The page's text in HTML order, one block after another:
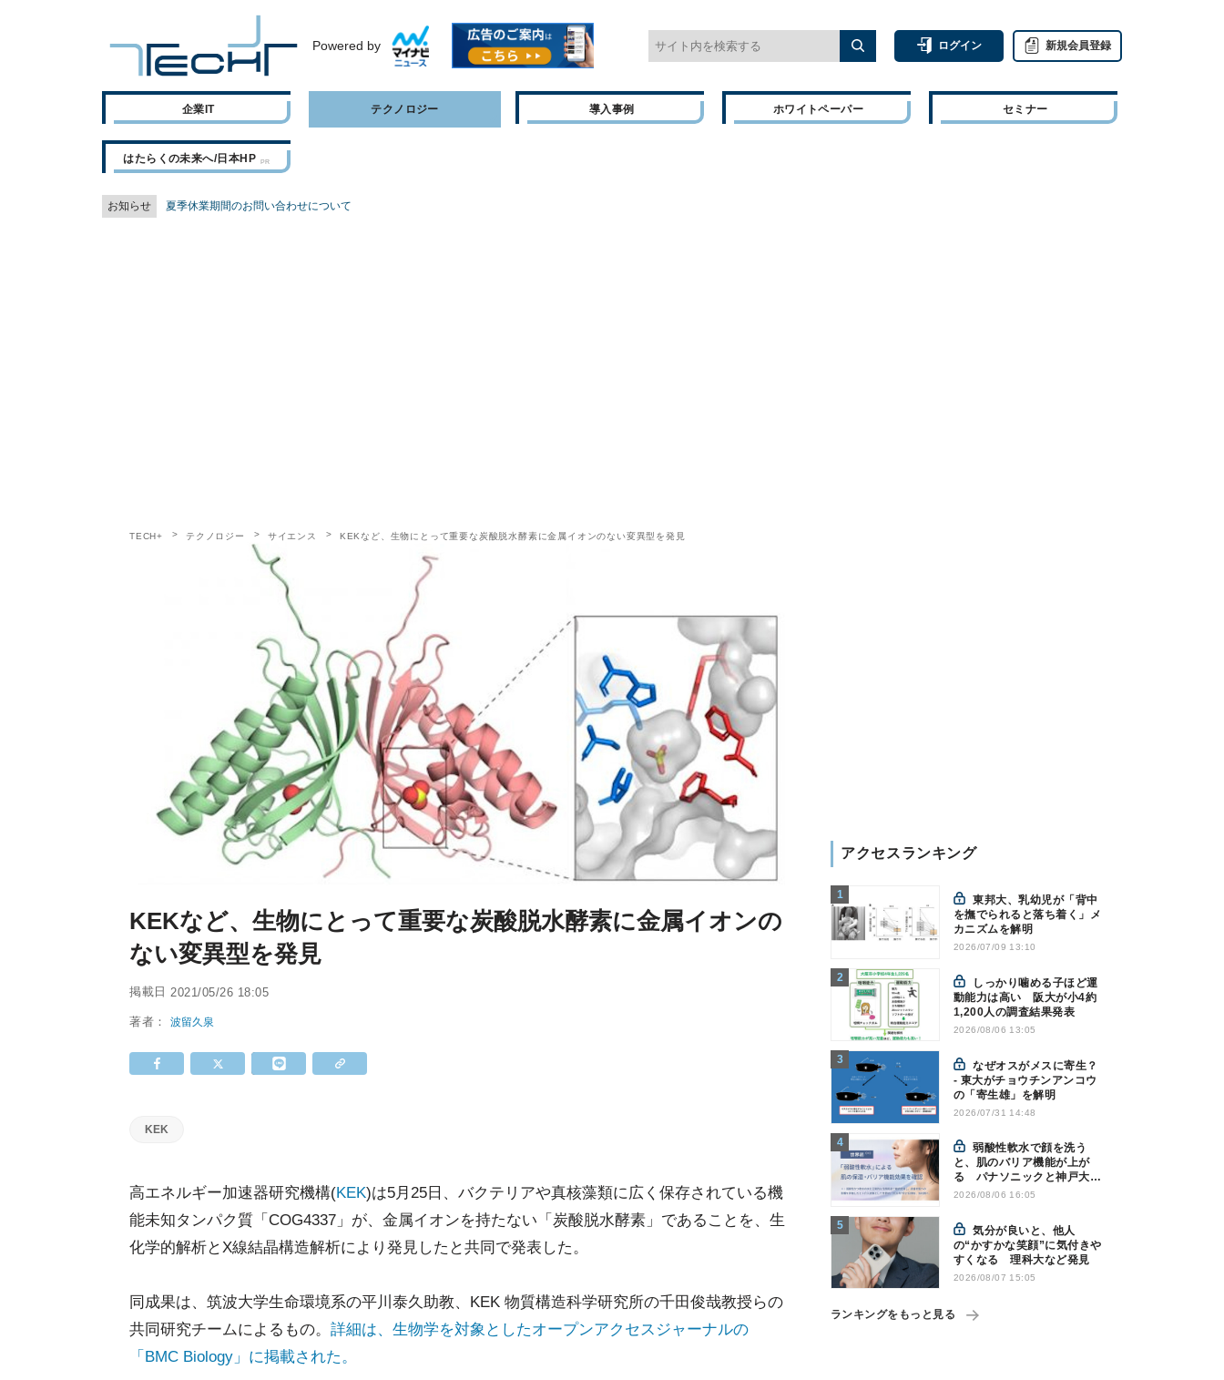
Powered by ログイン 新規会員登録
企業IT テクノロジー 導入事例 ホワイトペーパー セミナー
はたらくの未来へ/日本HP
お知らせ 夏季休業期間のお問い合わせについて
TECH+ テクノロジー サイエンス KEKなど、生物にとって重要な炭酸脱水酵素に金属イオンのない変異型を発見
KEKなど、生物にとって重要な炭酸脱水酵素に金属イオンの
ない変異型を発見
掲載日 2021/05/26 18:05
著者：波留久泉
KEK
高エネルギー加速器研究機構(KEK)は5月25日、バクテリアや真核藻類に広く保存されている機
能未知タンパク質「COG4337」が、金属イオンを持たない「炭酸脱水酵素」であることを、生
化学的解析とX線結晶構造解析により発見したと共同で発表した。
同成果は、筑波大学生命環境系の平川泰久助教、KEK 物質構造科学研究所の千田俊哉教授らの
共同研究チームによるもの。 詳細は、生物学を対象としたオープンアクセスジャーナルの
「BMC Biology」に掲載された。
アクセスランキング
東邦大、乳幼児が「背中
を撫でられると落ち着く」メ
カニズムを解明
2026/07/09 13:10
動能力は高い 阪大が小4約
1,200人の調査結果発表
2026/08/06 13:05
なぜオスがメスに寄生？
- 東大がチョウチンアンコウ
の「寄生雄」を解明
2026/07/31 14:48
弱酸性軟水で顔を洗う
と、肌のバリア機能が上が
る パナソニックと神戸大が
確認
2026/08/06 16:05
気分が良いと、他人
の“かすかな笑顔”に気付きや
すくなる 理科大など発見
2026/08/07 15:05
ランキングをもっと見る